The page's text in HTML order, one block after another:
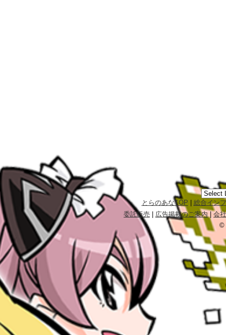
とらのあなTOP
総合イン
委託販売
広告掲載のご案内|会
©